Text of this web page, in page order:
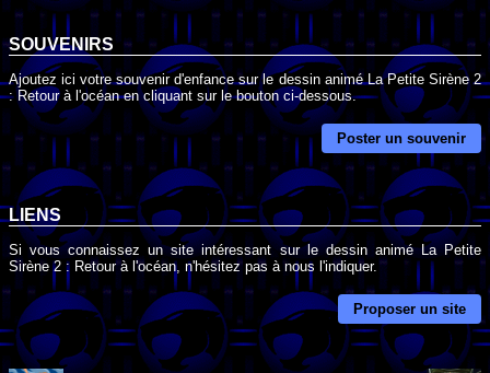
SOUVENIRS
Ajoutez ici votre souvenir d'enfance sur le dessin animé La Petite Sirène 2
: Retour à l'océan en cliquant sur le bouton ci-dessous.
Poster un souvenir
LIENS
Si vous connaissez un site intéressant sur le dessin animé La Petite
Sirène 2 : Retour à l'océan, n'hésitez pas à nous l'indiquer.
Proposer un site